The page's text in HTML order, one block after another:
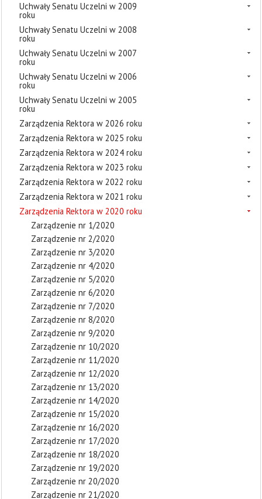
Uchwały Senatu Uczelni w 2009
roku
Uchwały Senatu Uczelni w 2008
roku
Uchwały Senatu Uczelni w 2007
roku
Uchwały Senatu Uczelni w 2006
roku
Uchwały Senatu Uczelni w 2005
roku
Zarządzenia Rektora w 2026 roku
Zarządzenia Rektora w 2025 roku
Zarządzenia Rektora w 2024 roku
Zarządzenia Rektora w 2023 roku
Zarządzenia Rektora w 2022 roku
Zarządzenia Rektora w 2021 roku
Zarządzenia Rektora w 2020 roku
Zarządzenie nr 1/2020
Zarządzenie nr 2/2020
Zarządzenie nr 3/2020
Zarządzenie nr 4/2020
Zarządzenie nr 5/2020
Zarządzenie nr 6/2020
Zarządzenie nr 7/2020
Zarządzenie nr 8/2020
Zarządzenie nr 9/2020
Zarządzenie nr 10/2020
Zarządzenie nr 11/2020
Zarządzenie nr 12/2020
Zarządzenie nr 13/2020
Zarządzenie nr 14/2020
Zarządzenie nr 15/2020
Zarządzenie nr 16/2020
Zarządzenie nr 17/2020
Zarządzenie nr 18/2020
Zarządzenie nr 19/2020
Zarządzenie nr 20/2020
Zarządzenie nr 21/2020